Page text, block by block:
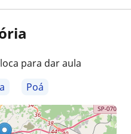
para dar aula
Poá